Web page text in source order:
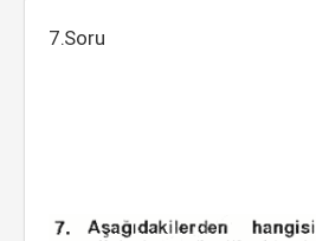
7.Soru